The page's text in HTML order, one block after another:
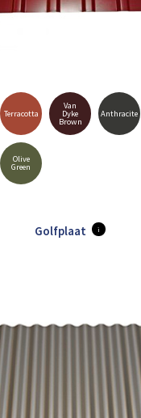
Terracotta
Van
Dyke
Brown
Anthracite
Olive
Green
Golfplaat i